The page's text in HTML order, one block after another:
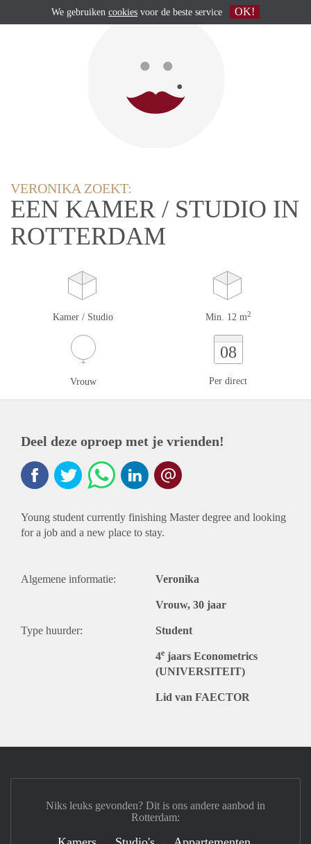
VERONIKA ZOEKT:
EEN KAMER / STUDIO IN
ROTTERDAM
Kamer / Studio Min. 12 m2
Vrouw
08
Per direct
Deel deze oproep met je vrienden!
Young student currently finishing Master degree and looking
for a job and a new place to stay.
Algemene informatie: Veronika
Vrouw, 30 jaar
Type huurder: Student
4e jaars Econometrics
(UNIVERSITEIT)
Lid van FAECTOR
Niks leuks gevonden? Dit is ons andere aanbod in
Rotterdam:
We gebruiken cookies voor de beste service OK!